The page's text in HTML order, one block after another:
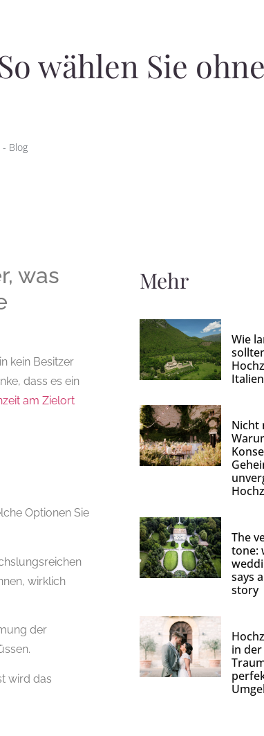
wählen Sie
- Blog
was
kein Besitzer
dass es ein
am Zielort
Optionen Sie
wirklich
der
wird das
Mehr
Wie
Nicht
The
tone:
says
story
in